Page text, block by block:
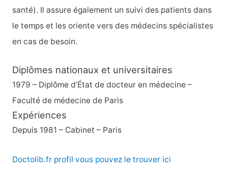
:
santé). Il assure également un suivi des patients dans
le temps et les oriente vers des médecins spécialistes
en cas de besoin.
Diplômes nationaux et universitaires
1979 – Diplôme d’État de docteur en médecine –
Faculté de médecine de Paris
Expériences
Depuis 1981 – Cabinet – Paris
Doctolib.fr profil vous pouvez le trouver ici